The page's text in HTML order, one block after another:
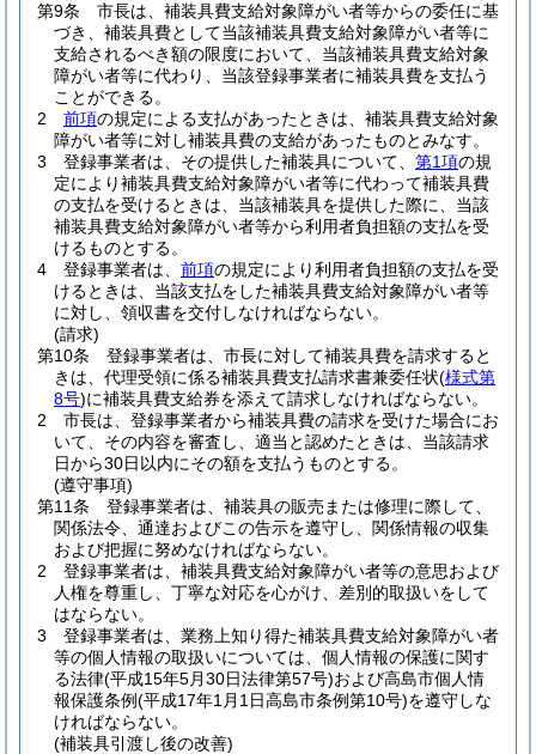
第9条
市長は、補装具費支給対象障がい者等からの委任に基
づき、補装具費として当該補装具費支給対象障がい者等に
支給されるべき額の限度において、当該補装具費支給対象
障がい者等に代わり、当該登録事業者に補装具費を支払う
ことができる。
2
前項の規定による支払があったときは、補装具費支給対象
障がい者等に対し補装具費の支給があったものとみなす。
3
登録事業者は、その提供した補装具について、 第1項の規
定により補装具費支給対象障がい者等に代わって補装具費
の支払を受けるときは、当該補装具を提供した際に、当該
補装具費支給対象障がい者等から利用者負担額の支払を受
けるものとする。
4
登録事業者は、 前項の規定により利用者負担額の支払を受
けるときは、当該支払をした補装具費支給対象障がい者等
に対し、領収書を交付しなければならない。
(請求)
第10条
登録事業者は、市長に対して補装具費を請求すると
きは、代理受領に係る補装具費支払請求書兼委任状(様式第
8号)に補装具費支給券を添えて請求しなければならない。
2
市長は、登録事業者から補装具費の請求を受けた場合にお
いて、その内容を審査し、適当と認めたときは、当該請求
日から30日以内にその額を支払うものとする。
(遵守事項)
第11条
登録事業者は、補装具の販売または修理に際して、
関係法令、通達およびこの告示を遵守し、関係情報の収集
および把握に努めなければならない。
2
登録事業者は、補装具費支給対象障がい者等の意思および
人権を尊重し、丁寧な対応を心がけ、差別的取扱いをして
はならない。
3
登録事業者は、業務上知り得た補装具費支給対象障がい者
等の個人情報の取扱いについては、個人情報の保護に関す
る法律(平成15年5月30日法律第57号)および高島市個人情
報保護条例(平成17年1月1日高島市条例第10号)を遵守しな
ければならない。
(補装具引渡し後の改善)